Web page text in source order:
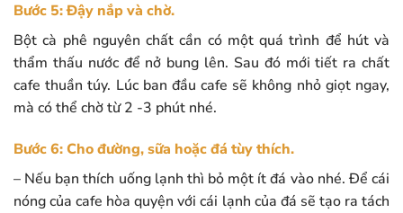
Bước 5: Đậy nắp và chờ.
Bột cà phê nguyên chất cần có một quá trình để hút và
thẩm thấu nước để nở bung lên. Sau đó mới tiết ra chất
cafe thuần túy. Lúc ban đầu cafe sẽ không nhỏ giọt ngay,
mà có thể chờ từ 2 -3 phút nhé.
Bước 6: Cho đường, sữa hoặc đá tùy thích.
– Nếu bạn thích uống lạnh thì bỏ một ít đá vào nhé. Để cái
nóng của cafe hòa quyện với cái lạnh của đá sẽ tạo ra tách